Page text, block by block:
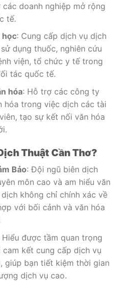
doanh nghiệp mở rộng
tế.
học: Cung cấp dịch vụ dịch
dụng thuốc, nghiên cứu
viện, tổ chức y tế trong
tác quốc tế.
hóa: Hỗ trợ các công ty
hóa trong việc dịch các tài
tạo sự kết nối văn hóa
Thuật Cần Thơ?
Bảo: Đội ngũ biên dịch
môn cao và am hiểu văn
không chỉ chính xác về
với bối cảnh và văn hóa
Hiểu được tầm quan trọng
kết cung cấp dịch vụ
giúp bạn tiết kiệm thời gian
dịch vụ cao.